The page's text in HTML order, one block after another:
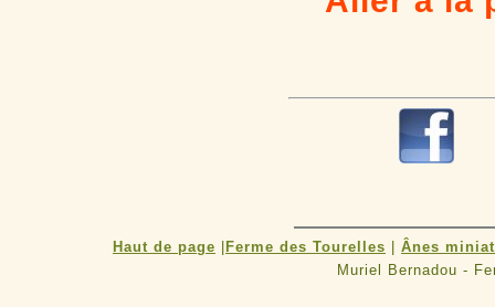
Haut de page Ferme des Tourelles
Ânes
Muriel Bernadou -